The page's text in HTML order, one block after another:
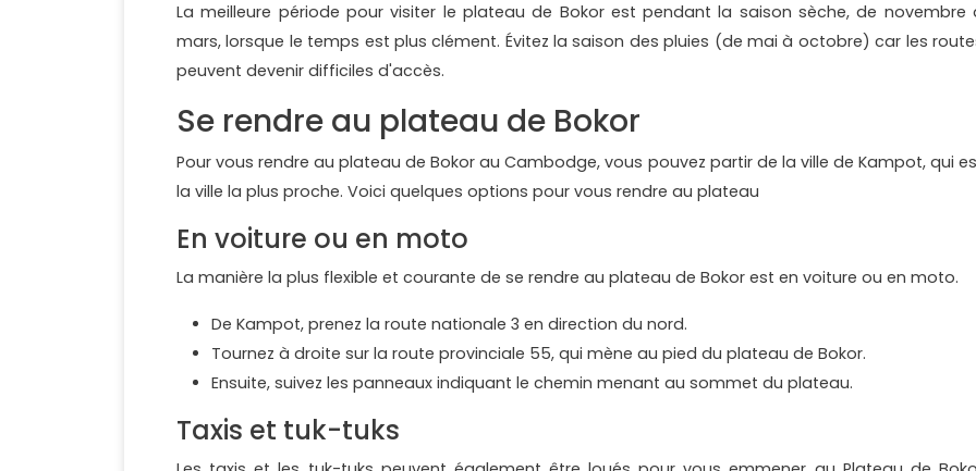
La meilleure période pour visiter le plateau de Bokor est pendant la saison sèche, de novembre
mars, lorsque le temps est plus clément. Évitez la saison des pluies (de mai à octobre) car les
peuvent devenir difficiles d'accès.
Se rendre au plateau de Bokor
Pour vous rendre au plateau de Bokor au Cambodge, vous pouvez partir de la ville de Kampot, qui
la ville la plus proche. Voici quelques options pour vous rendre au plateau
En voiture ou en moto
La manière la plus flexible et courante de se rendre au plateau de Bokor est en voiture ou en moto.
De Kampot, prenez la route nationale 3 en direction du nord.
Tournez à droite sur la route provinciale 55, qui mène au pied du plateau de Bokor.
Ensuite, suivez les panneaux indiquant le chemin menant au sommet du plateau.
Taxis et tuk-tuks